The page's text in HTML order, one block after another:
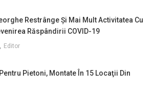
Restrânge Şi Mai Mult Activitatea Cu
Răspândirii COVID-19
Editor
Pietoni, Montate În 15 Locaţii Din